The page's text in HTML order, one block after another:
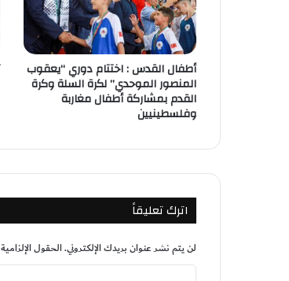
أطفال القدس : اختتام دوري “يعقوب
المنصور الموحدي” لكرة السلة وكرة
القدم بمشاركة أطفال مغاربة
وفلسطينيين
اترك تعليقاً
لن يتم نشر عنوان بريدك الإلكتروني.الحقول